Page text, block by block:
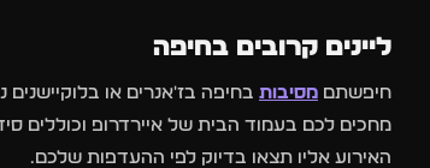
ליינים קרובים בחיפה
חיפשתם מסיבות בחיפה בז'אנרים או
מחכים לכם בעמוד הבית של איירדרופ וכוללים
האירוע אליו תצאו בדיוק לפי ההעדפות שלכם.